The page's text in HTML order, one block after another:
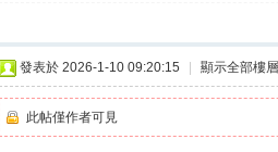
發表於 2026-1-10 09:20:15 顯示全部樓層
此帖僅作者可見